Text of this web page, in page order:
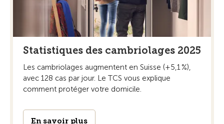
Statistiques des cambriolages 2025
Les cambriolages augmentent en Suisse (+5,1 %),
avec 128 cas par jour. Le TCS vous explique
comment protéger votre domicile.
En savoir plus